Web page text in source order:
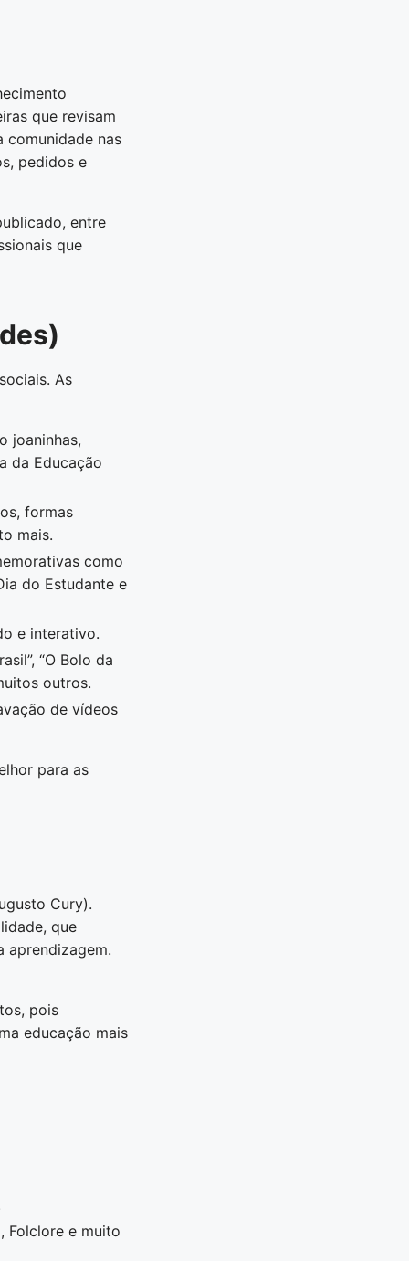
que revisam
comunidade nas
pedidos e
entre
que
As
joaninhas,
da Educação
formas
mais.
como
do Estudante e
e interativo.
“O Bolo da
outros.
de vídeos
para as
Cury).
que
aprendizagem.
pois
educação mais
Folclore e muito